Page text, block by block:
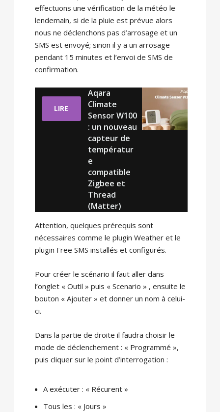
effectuons une vérification de la météo le
lendemain, si de la pluie est prévue alors
nous ne déclenchons pas d’arrosage et un
SMS est envoyé; sinon il y a un arrosage
pendant 15 minutes et l’envoi de SMS de
confirmation.
LIRE
Aqara
Climate
Sensor W100
: un nouveau
capteur de
températur
e
compatible
Zigbee et
Thread
(Matter)
Attention, quelques prérequis sont
nécessaires comme le plugin Weather et le
plugin Free SMS installés et configurés.
Pour créer le scénario il faut aller dans
l’onglet « Outil » puis « Scenario » , ensuite le
bouton « Ajouter » et donner un nom à celui-
ci.
Dans la partie de droite il faudra choisir le
mode de déclenchement : « Programmé »,
puis cliquer sur le point d’interrogation :
A exécuter : « Récurent »
Tous les : « Jours »